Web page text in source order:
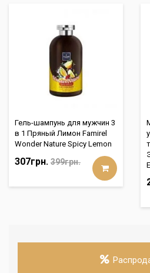
Гель-шампунь для мужчин 3
в 1 Пряный Лимон Famirel
Wonder Nature Spicy Lemon
307грн. 399грн.